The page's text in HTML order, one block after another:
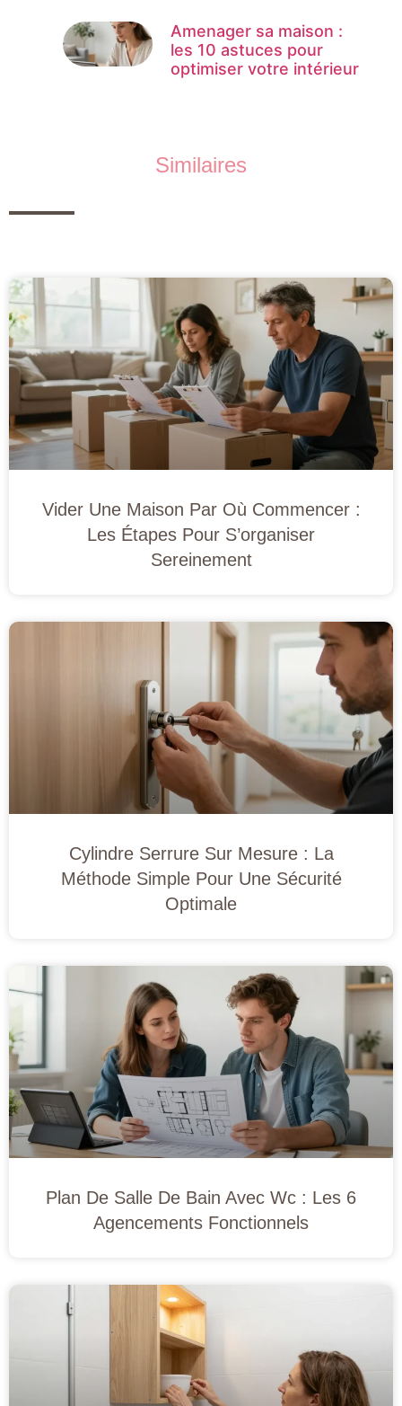
Amenager sa maison :
les 10 astuces pour
optimiser votre intérieur
Similaires
Vider Une Maison Par Où Commencer :
Les Étapes Pour S’organiser
Sereinement
Cylindre Serrure Sur Mesure : La
Méthode Simple Pour Une Sécurité
Optimale
Plan De Salle De Bain Avec Wc : Les 6
Agencements Fonctionnels